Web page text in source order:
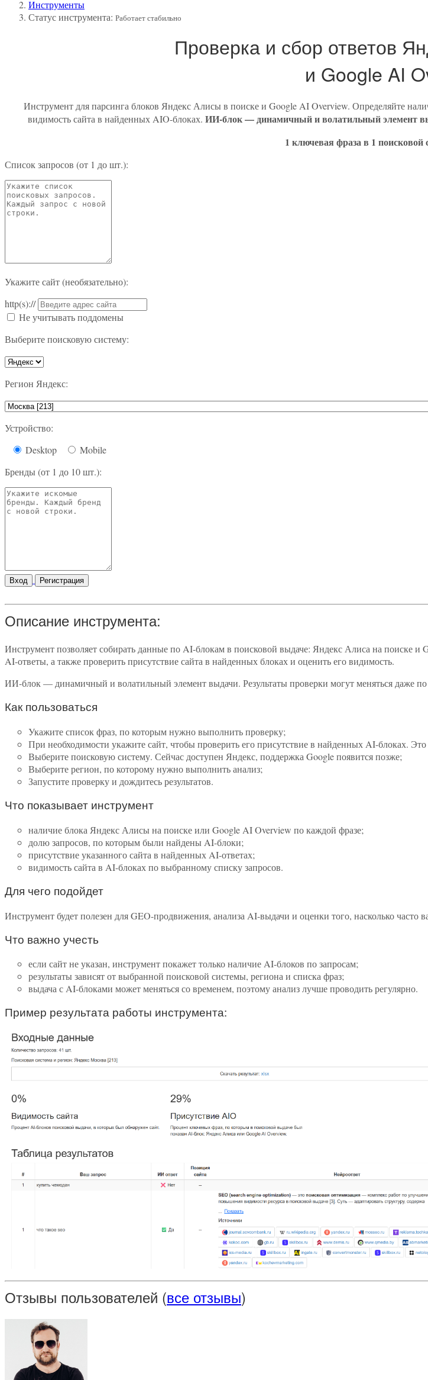
Инструменты
Статус инструмента: Работает стабильно
Проверка и сбор ответов
и Google AI
Инструмент для парсинга блоков Яндекс Алисы в поиске и Google AI Overview. Определяйте
видимость сайта в найденных AIO-блоках. ИИ-блок — динамичный и волатильный элемент
1 ключевая фраза в 1 поисковой
Список запросов (от 1 до шт.):
Укажите сайт (необязательно):
http(s)://
Не учитывать поддомены
Выберите поисковую систему:
Регион Яндекс:
Устройство:
Desktop
Mobile
Бренды (от 1 до 10 шт.):
Вход Регистрация
Описание инструмента:
Инструмент позволяет собирать данные по AI-блокам в поисковой выдаче: Яндекс Алиса на поиске
AI-ответы, а также проверить присутствие сайта в найденных блоках и оценить его видимость.
ИИ-блок — динамичный и волатильный элемент выдачи. Результаты проверки могут меняться даже
Как пользоваться
Укажите список фраз, по которым нужно выполнить проверку;
При необходимости укажите сайт, чтобы проверить его присутствие в найденных AI-блоках. Это
Выберите поисковую систему. Сейчас доступен Яндекс, поддержка Google появится позже;
Выберите регион, по которому нужно выполнить анализ;
Запустите проверку и дождитесь результатов.
Что показывает инструмент
наличие блока Яндекс Алисы на поиске или Google AI Overview по каждой фразе;
долю запросов, по которым были найдены AI-блоки;
присутствие указанного сайта в найденных AI-ответах;
видимость сайта в AI-блоках по выбранному списку запросов.
Для чего подойдет
Инструмент будет полезен для GEO-продвижения, анализа AI-выдачи и оценки того, насколько часто
Что важно учесть
если сайт не указан, инструмент покажет только наличие AI-блоков по запросам;
результаты зависят от выбранной поисковой системы, региона и списка фраз;
выдача с AI-блоками может меняться со временем, поэтому анализ лучше проводить регулярно.
Пример результата работы инструмента:
Отзывы пользователей (все отзывы)